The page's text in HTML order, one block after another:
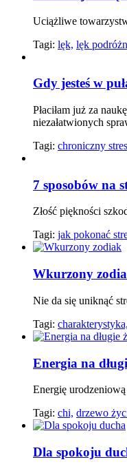
Uciążliwe
Tagi: lęk, lęk
Gdy jesteś w
Płaciłam już za
niezałatwionych
Tagi: chroniczny
7 sposobów na
Złość piękności
Tagi: jak pokonać
Wkurzony
Nie da się uniknąć
Tagi: charakterystyka,
Energia na
Energię
Tagi: chi, drzewo
Dla spokoju